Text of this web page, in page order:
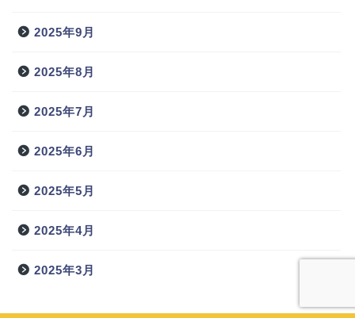
2025年9月
2025年8月
2025年7月
2025年6月
2025年5月
2025年4月
2025年3月